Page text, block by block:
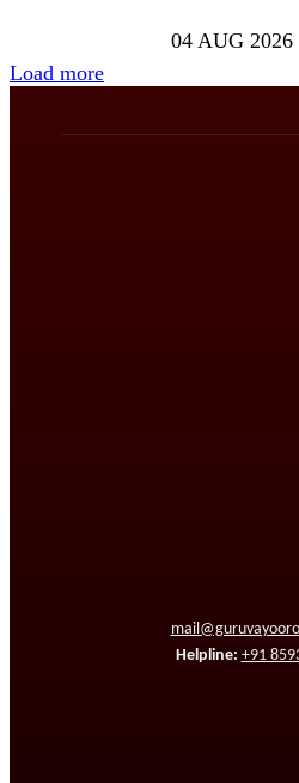
04 AUG
Load more
Helpline: +91